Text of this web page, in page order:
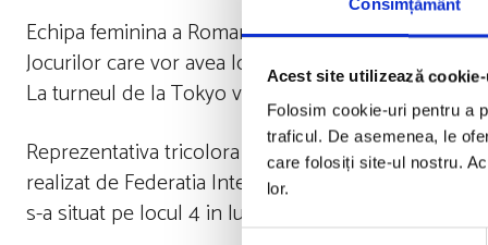
Consimțământ
Acest site utilizează
Folosim cookie-uri pentru a
traficul. De asemenea, le
care folosiți site-ul nostru.
lor.
Echipa feminina a Romaniei s-a calificat la turneul
Jocurilor care vor avea loc la Tokyo, in 2020.
La turneul de la Tokyo vor mai participa Rusia,
Reprezentativa tricolora a obtinut aceasta
realizat de Federatia Internationala de Baschet
s-a situat pe locul 4 in lume si pe locul 2 in